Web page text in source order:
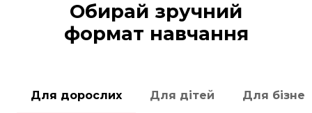
Обирай зручний
формат навчання
Для дорослих Для дітей Для